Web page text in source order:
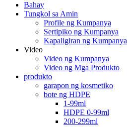
Bahay
Tungkol sa Amin
Profile ng Kumpanya
Sertipiko ng Kumpanya
Kapaligiran ng Kumpanya
Video
Video ng Kumpanya
Video ng Mga Produkto
produkto
garapon ng kosmetiko
bote ng HDPE
1-99ml
HDPE 0-99ml
200-299ml